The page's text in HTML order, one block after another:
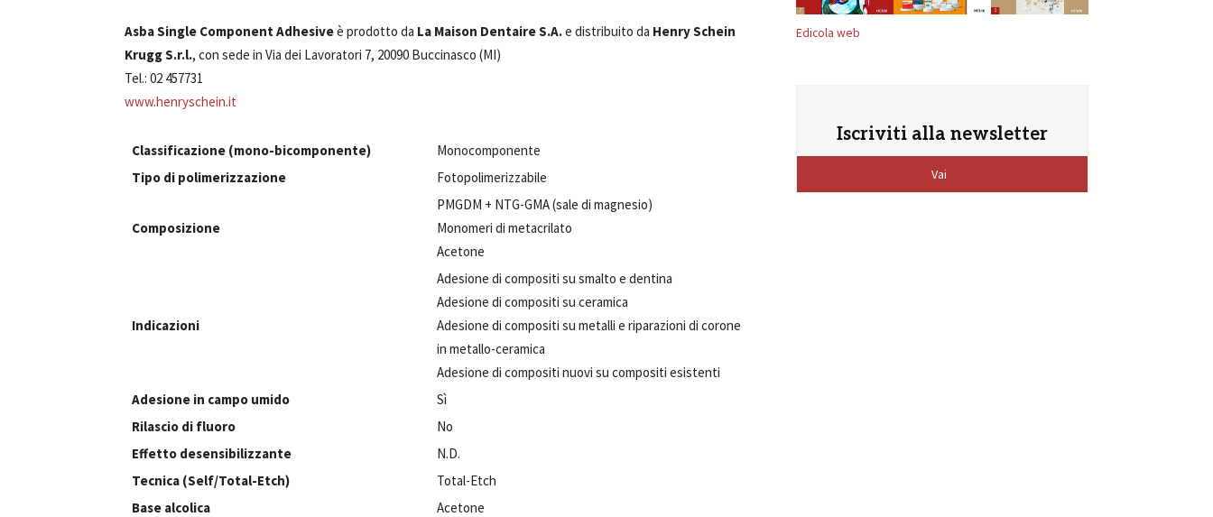
Asba Single Component Adhesiveè prodotto da La Maison Dentaire S.A.e distribuito da Henry Schein
Krugg S.r.l., con sede in Via dei Lavoratori 7, 20090 Buccinasco (MI)
Tel.: 02 457731
www.henryschein.it
Classificazione (mono-bicomponente)
Monocomponente
Tipo di polimerizzazione
Fotopolimerizzabile
Composizione
PMGDM + NTG-GMA (sale di magnesio)
Monomeri di metacrilato
Acetone
Indicazioni
Adesione di compositi su smalto e dentina
Adesione di compositi su ceramica
Adesione di compositi su metalli e riparazioni di corone
in metallo-ceramica
Adesione di compositi nuovi su compositi esistenti
Adesione in campo umido
Sì
Rilascio di fluoro
No
Effetto desensibilizzante
N.D.
Tecnica (Self/Total-Etch)
Total-Etch
Base alcolica
Acetone
Edicola web
Iscriviti alla newsletter
Vai